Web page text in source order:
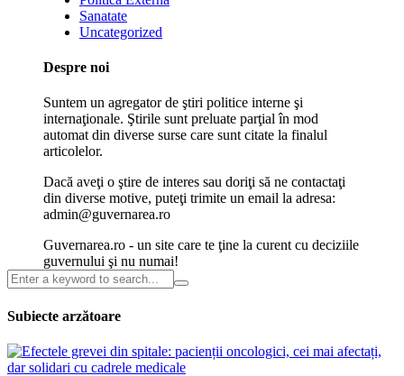
Sanatate
Uncategorized
Despre noi
Suntem un agregator de ştiri politice interne şi
internaţionale. Ştirile sunt preluate parţial în mod
automat din diverse surse care sunt citate la finalul
articolelor.
Dacă aveţi o ştire de interes sau doriţi să ne contactaţi
din diverse motive, puteţi trimite un email la adresa:
admin@guvernarea.ro
Guvernarea.ro - un site care te ţine la curent cu deciziile
guvernului şi nu numai!
Subiecte arzătoare